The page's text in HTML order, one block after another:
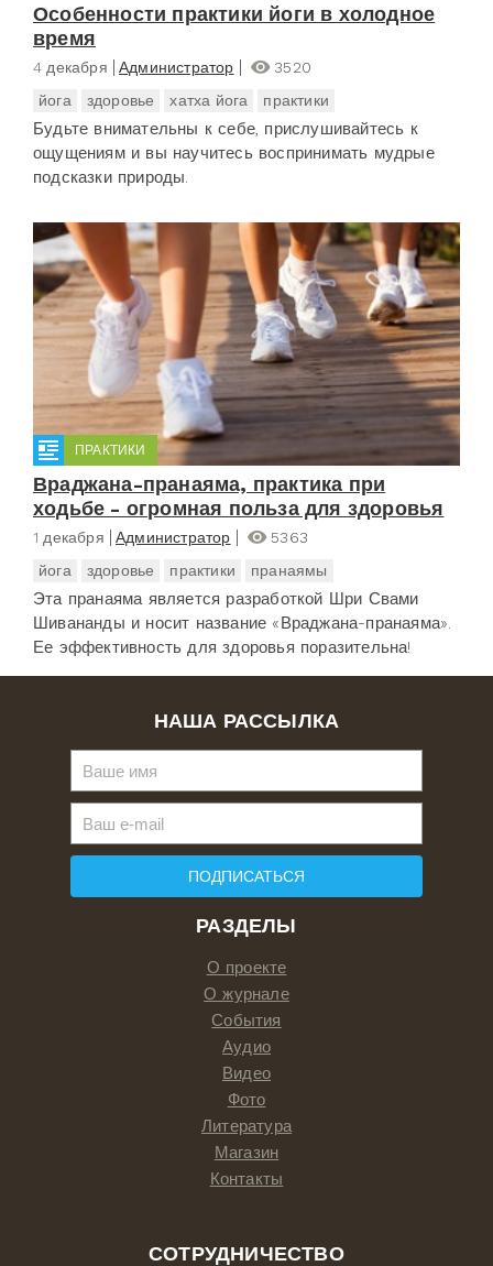
Особенности практики йоги в холодное
время
4 декабря Администратор
3520
йога
здоровье хатха йога практики
Будьте внимательны к себе, прислушивайтесь к
ощущениям и вы научитесь воспринимать мудрые
подсказки природы.
ПРАКТИКИ
Враджана-пранаяма, практика при
ходьбе - огромная польза для здоровья
1 декабря Администратор
5363
йога
здоровье практики пранаямы
Эта пранаяма является разработкой Шри Свами
Шивананды и носит название «Враджана-пранаяма».
Ее эффективность для здоровья поразительна!
РАЗДЕЛЫ
О проекте
О журнале
События
Аудио
Видео
Фото
Литература
Магазин
Контакты
СОТРУДНИЧЕСТВО
НАША РАССЫЛКА
ПОДПИСАТЬСЯ